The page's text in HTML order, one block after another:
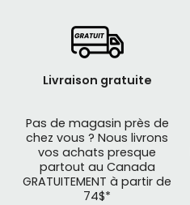
Livraison gratuite
Pas de magasin près de
chez vous ? Nous livrons
vos achats presque
partout au Canada
GRATUITEMENT à partir de
74$*